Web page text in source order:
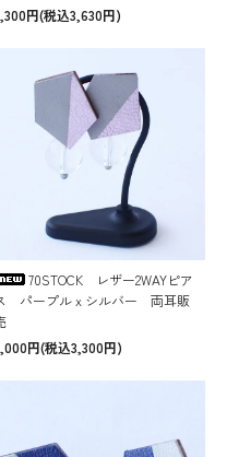
円(税込3,630円)
70STOCK レザー2WAYピア
パープルｘシルバー 両耳販
円(税込3,300円)